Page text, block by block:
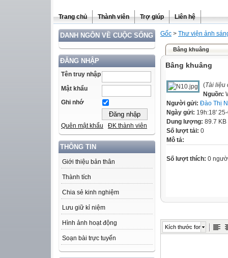
Trang chủ Thành viên Trợ giúp Liên hệ
DANH NGÔN VỀ CUỘC SỐNG
ĐĂNG NHẬP
Tên truy nhập
Mật khẩu
Ghi nhớ
Quên mật khẩu ĐK thành viên
THÔNG TIN
Giới thiệu bản thân
Thành tích
Chia sẻ kinh nghiệm
Lưu giữ kỉ niệm
Hình ảnh hoạt động
Soạn bài trực tuyến
Gốc > Thư viện ảnh
Bâng khuâng
Bâng khuâng
(Tài liệu
Nguồn:
Người gửi: Đào Thị
Ngày gửi: 19h:18'
Dung lượng: 89.7 KB
Số lượt tải: 0
Mô tả:
Số lượt thích: 0
Kích thước font